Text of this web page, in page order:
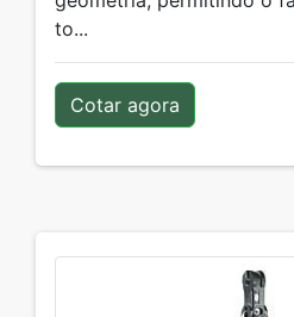
to...
Cotar agora